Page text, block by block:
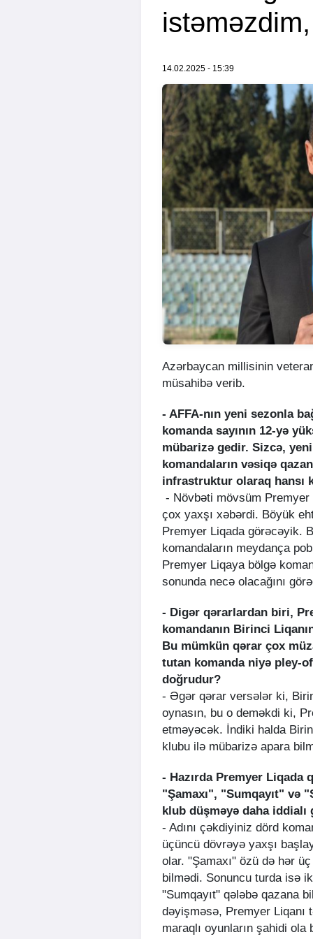
14.02.2025 - 15:39
Azərbaycan millisinin
müsahibə verib.
- AFFA-nın yeni sezonla
komanda sayının 12-yə
mübarizə gedir. Sizcə,
komandaların vəsiqə
infrastruktur olaraq hansı
- Növbəti mövsüm Premyer
çox yaxşı xəbərdi. Böyük
Premyer Liqada görəcəyik.
komandaların meydança
Premyer Liqaya bölgə
sonunda necə olacağını
- Digər qərarlardan biri,
komandanın Birinci
Bu mümkün qərar çox
tutan komanda niyə pley-
doğrudur?
- Əgər qərar versələr ki,
oynasın, bu o deməkdi ki,
etməyəcək. İndiki halda
klubu ilə mübarizə apara
- Hazırda Premyer Liqada
"Şamaxı", "Sumqayıt" və
klub düşməyə daha iddialı
- Adını çəkdiyiniz dörd
üçüncü dövrəyə yaxşı
olar. "Şamaxı" özü də hər
bilmədi. Sonuncu turda isə
"Sumqayıt" qələbə qazana
dəyişməsə, Premyer Liqanı
maraqlı oyunların şahidi ola